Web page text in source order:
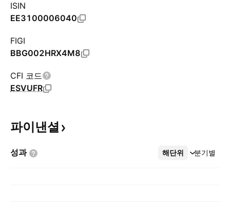
ISIN
EE3100006040
FIGI
BBG002HRX4M8
CFI 코드
ESVUFR
파이낸셜
성과 해단위 분기별
더보기